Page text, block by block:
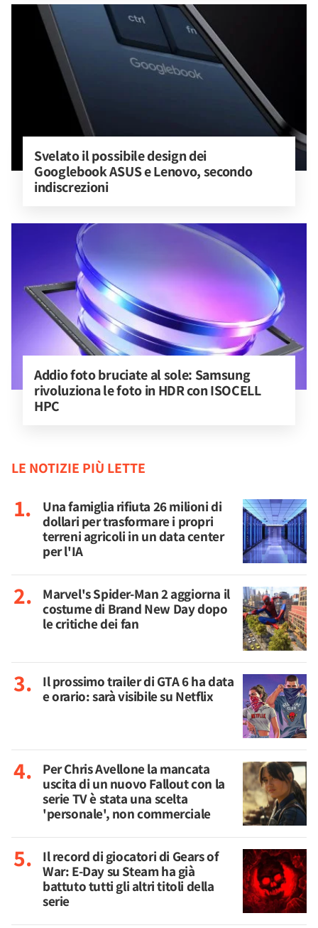
Svelato il possibile design dei
Googlebook ASUS e Lenovo, secondo
indiscrezioni
Addio foto bruciate al sole: Samsung
rivoluziona le foto in HDR con ISOCELL
HPC
LE NOTIZIE PIÙ LETTE
Una famiglia rifiuta 26 milioni di
dollari per trasformare i propri
terreni agricoli in un data center
per l'IA
Marvel's Spider-Man 2 aggiorna il
costume di Brand New Day dopo
le critiche dei fan
Il prossimo trailer di GTA 6 ha data
e orario: sarà visibile su Netflix
Per Chris Avellone la mancata
uscita di un nuovo Fallout con la
serie TV è stata una scelta
'personale', non commerciale
Il record di giocatori di Gears of
War: E-Day su Steam ha già
battuto tutti gli altri titoli della
serie